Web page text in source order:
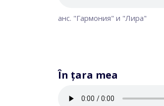
анс. "Гармония" и "Лира"
În țara mea